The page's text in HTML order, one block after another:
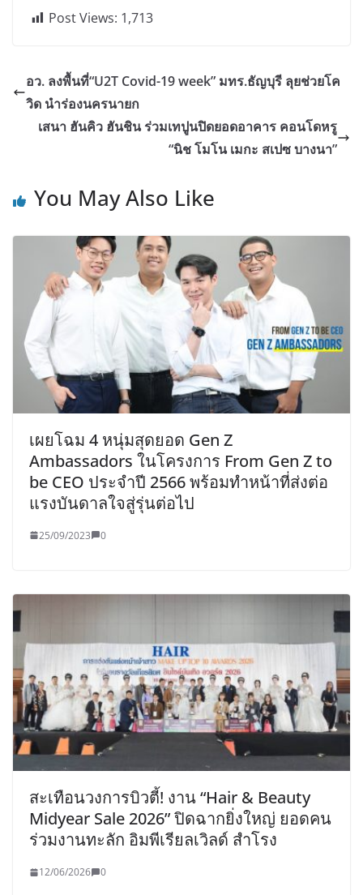
Post Views: 1,713
อว. ลงพื้นที่“U2T Covid-19 week” มทร.ธัญบุรี ลุยช่วยโค
วิด นำร่องนครนายก
เสนา ฮันคิว ฮันชิน ร่วมเทปูนปิดยอดอาคาร คอนโดหรู
“นิช โมโน เมกะ สเปซ บางนา”
You May Also Like
เผยโฉม 4 หนุ่มสุดยอด Gen Z
Ambassadors ในโครงการ From Gen Z to
be CEO ประจำปี 2566 พร้อมทำหน้าที่ส่งต่อ
แรงบันดาลใจสู่รุ่นต่อไป
25/09/2023 0
สะเทือนวงการบิวตี้! งาน “Hair & Beauty
Midyear Sale 2026” ปิดฉากยิ่งใหญ่ ยอดคน
ร่วมงานทะลัก อิมพีเรียลเวิลด์ สำโรง
12/06/2026 0